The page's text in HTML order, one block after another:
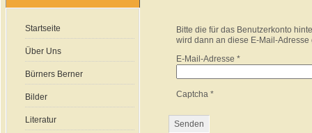
Startseite
Über Uns
Bürners Berner
Bilder
Literatur
Bitte die für das Benutzerkonto
wird dann an diese E-Mail-Adresse
E-Mail-Adresse *
Captcha *
Senden